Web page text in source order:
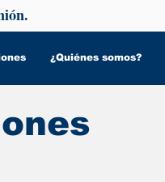
¿Quiénes somos?